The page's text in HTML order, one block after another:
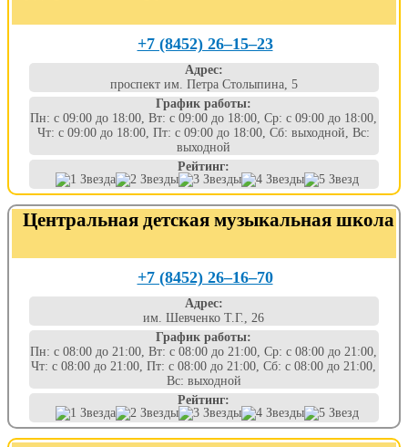
+7 (8452) 26‒15‒23
Адрес:
проспект им. Петра Столыпина, 5
График работы:
Пн: с 09:00 до 18:00, Вт: с 09:00 до 18:00, Ср: с 09:00 до 18:00,
Чт: с 09:00 до 18:00, Пт: с 09:00 до 18:00, Сб: выходной, Вс:
выходной
Рейтинг:
Центральная детская музыкальная школа
+7 (8452) 26‒16‒70
Адрес:
им. Шевченко Т.Г., 26
График работы:
Пн: с 08:00 до 21:00, Вт: с 08:00 до 21:00, Ср: с 08:00 до 21:00,
Чт: с 08:00 до 21:00, Пт: с 08:00 до 21:00, Сб: с 08:00 до 21:00,
Вс: выходной
Рейтинг: